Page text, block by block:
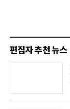
편집자 추천 뉴스